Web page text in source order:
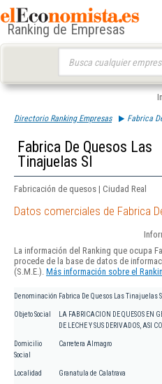
Ranking de Empresas
Directorio Ranking Empresas Fabrica
Fabrica De Quesos Las
Tinajuelas Sl
Fabricación de quesos | Ciudad Real
Datos comerciales de Fabrica
La información del Ranking que ocupa
procede de la base de datos de
(S.M.E.). Más información sobre el
Denominación Fabrica De Quesos Las Tinajuelas Sl
Objeto Social
LA FABRICACION DE QUESOS EN
DE LECHE Y SUS DERIVADOS, ASI
Domicilio
Social
Carretera Almagro
Localidad Granatula de Calatrava